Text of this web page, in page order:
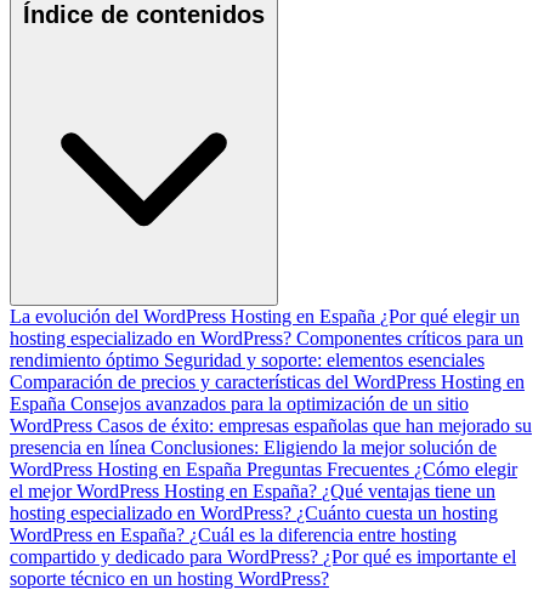
Índice de contenidos
La evolución del WordPress Hosting en España ¿Por qué elegir un
hosting especializado en WordPress? Componentes críticos para un
rendimiento óptimo Seguridad y soporte: elementos esenciales
Comparación de precios y características del WordPress Hosting en
España Consejos avanzados para la optimización de un sitio
WordPress Casos de éxito: empresas españolas que han mejorado su
presencia en línea Conclusiones: Eligiendo la mejor solución de
WordPress Hosting en España Preguntas Frecuentes ¿Cómo elegir
el mejor WordPress Hosting en España? ¿Qué ventajas tiene un
hosting especializado en WordPress? ¿Cuánto cuesta un hosting
WordPress en España? ¿Cuál es la diferencia entre hosting
compartido y dedicado para WordPress? ¿Por qué es importante el
soporte técnico en un hosting WordPress?